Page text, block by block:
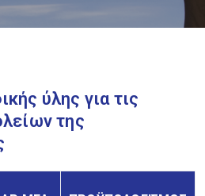
ύλης για τις
της